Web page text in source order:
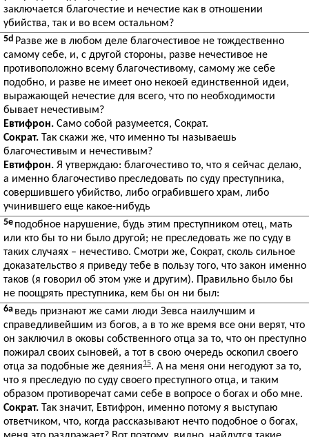
заключается благочестие и нечестие как в отношении
убийства, так и во всем остальном?
5d Разве же в любом деле благочестивое не тождественно
самому себе, и, с другой стороны, разве нечестивое не
противоположно всему благочестивому, самому же себе
подобно, и разве не имеет оно некоей единственной идеи,
выражающей нечестие для всего, что по необходимости
бывает нечестивым?
Евтифрон. Само собой разумеется, Сократ.
Сократ. Так скажи же, что именно ты называешь
благочестивым и нечестивым?
Евтифрон. Я утверждаю: благочестиво то, что я сейчас делаю,
а именно благочестиво преследовать по суду преступника,
совершившего убийство, либо ограбившего храм, либо
учинившего еще какое-нибудь
5e подобное нарушение, будь этим преступником отец, мать
или кто бы то ни было другой; не преследовать же по суду в
таких случаях – нечестиво. Смотри же, Сократ, сколь сильное
доказательство я приведу тебе в пользу того, что закон именно
таков (я говорил об этом уже и другим). Правильно было бы
не поощрять преступника, кем бы он ни был:
6a ведь признают же сами люди Зевса наилучшим и
справедливейшим из богов, а в то же время все они верят, что
он заключил в оковы собственного отца за то, что он преступно
пожирал своих сыновей, а тот в свою очередь оскопил своего
отца за подобные же деяния15. А на меня они негодуют за то,
что я преследую по суду своего преступного отца, и таким
образом противоречат сами себе в вопросе о богах и обо мне.
Сократ. Так значит, Евтифрон, именно потому я выступаю
ответчиком, что, когда рассказывают нечто подобное о богах,